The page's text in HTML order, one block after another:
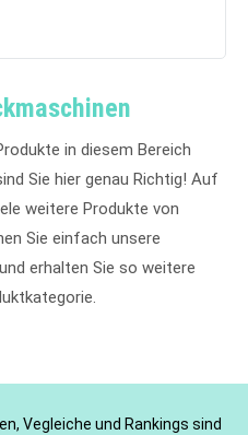
in diesem Bereich
Sie hier genau Richtig! Auf
weitere Produkte von
Sie einfach unsere
und erhalten Sie so weitere
Vegleiche und Rankings sind